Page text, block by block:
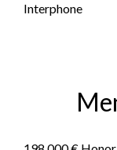
Interphone